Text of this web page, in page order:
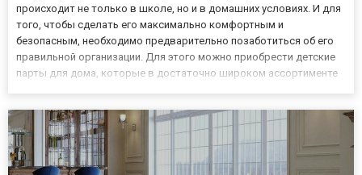
происходит не только в школе, но и в домашних условиях. И для
того, чтобы сделать его максимально комфортным и
безопасным, необходимо предварительно позаботиться об его
правильной организации. Для этого можно приобрести детские
парты для дома, которые в достаточно широком ассортименте
собственног...